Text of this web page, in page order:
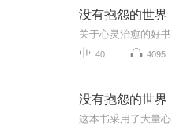
没有抱怨的世界
40 4095
没有抱怨的世界